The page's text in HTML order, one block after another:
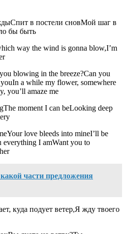
в постели сновМой шаг в
бы быть
way the wind is gonna blow,I’m
blowing in the breeze?Can you
a while my flower, somewhere
you’ll amaze me
moment I can beLooking deep
love bleeds into mineI’ll be
I amWant you to
части предложения
куда подует ветер,Я жду твоего